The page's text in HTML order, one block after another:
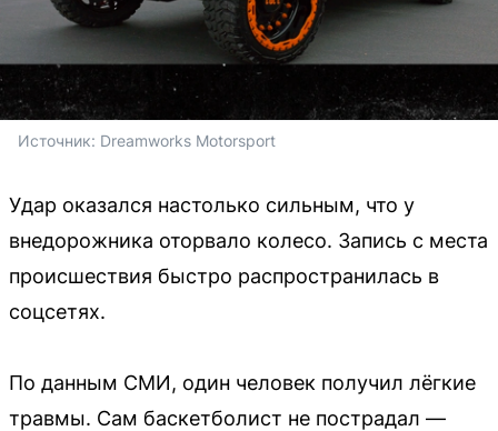
Источник: Dreamworks Motorsport
Удар оказался настолько сильным, что у
внедорожника оторвало колесо. Запись с места
происшествия быстро распространилась в
соцсетях.
По данным СМИ, один человек получил лёгкие
травмы. Сам баскетболист не пострадал —